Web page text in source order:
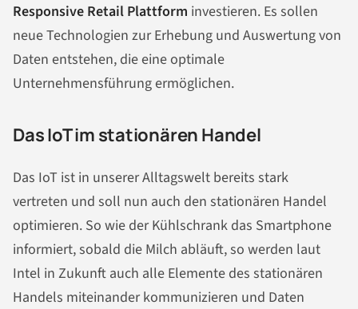
Responsive Retail Plattform investieren. Es sollen
neue Technologien zur Erhebung und Auswertung von
Daten entstehen, die eine optimale
Unternehmensführung ermöglichen.
Das IoT im stationären Handel
Das IoT ist in unserer Alltagswelt bereits stark
vertreten und soll nun auch den stationären Handel
optimieren. So wie der Kühlschrank das Smartphone
informiert, sobald die Milch abläuft, so werden laut
Intel in Zukunft auch alle Elemente des stationären
Handels miteinander kommunizieren und Daten